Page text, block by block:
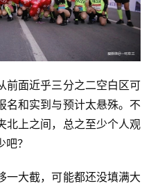
前面近乎三分之二空白区可
和实到与预计太悬殊。 不
北上之间，总之至少个人观
？
一大截，可能都还没填满大